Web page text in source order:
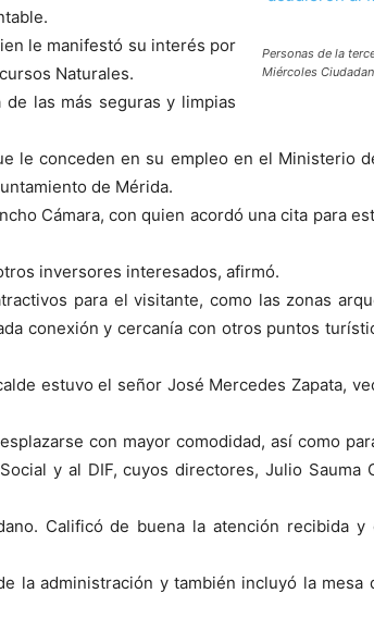
Personas de la
Miércoles
le manifestó su interés por
Naturales.
las más seguras y limpias
le conceden en su empleo en el Ministerio
de Mérida.
Cámara, con quien acordó una cita para
inversores interesados, afirmó.
para el visitante, como las zonas
conexión y cercanía con otros puntos
estuvo el señor José Mercedes Zapata,
con mayor comodidad, así como
y al DIF, cuyos directores, Julio Sauma
Calificó de buena la atención recibida
la administración y también incluyó la mesa